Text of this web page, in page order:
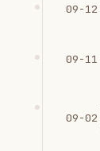
09-12
09-11
09-02